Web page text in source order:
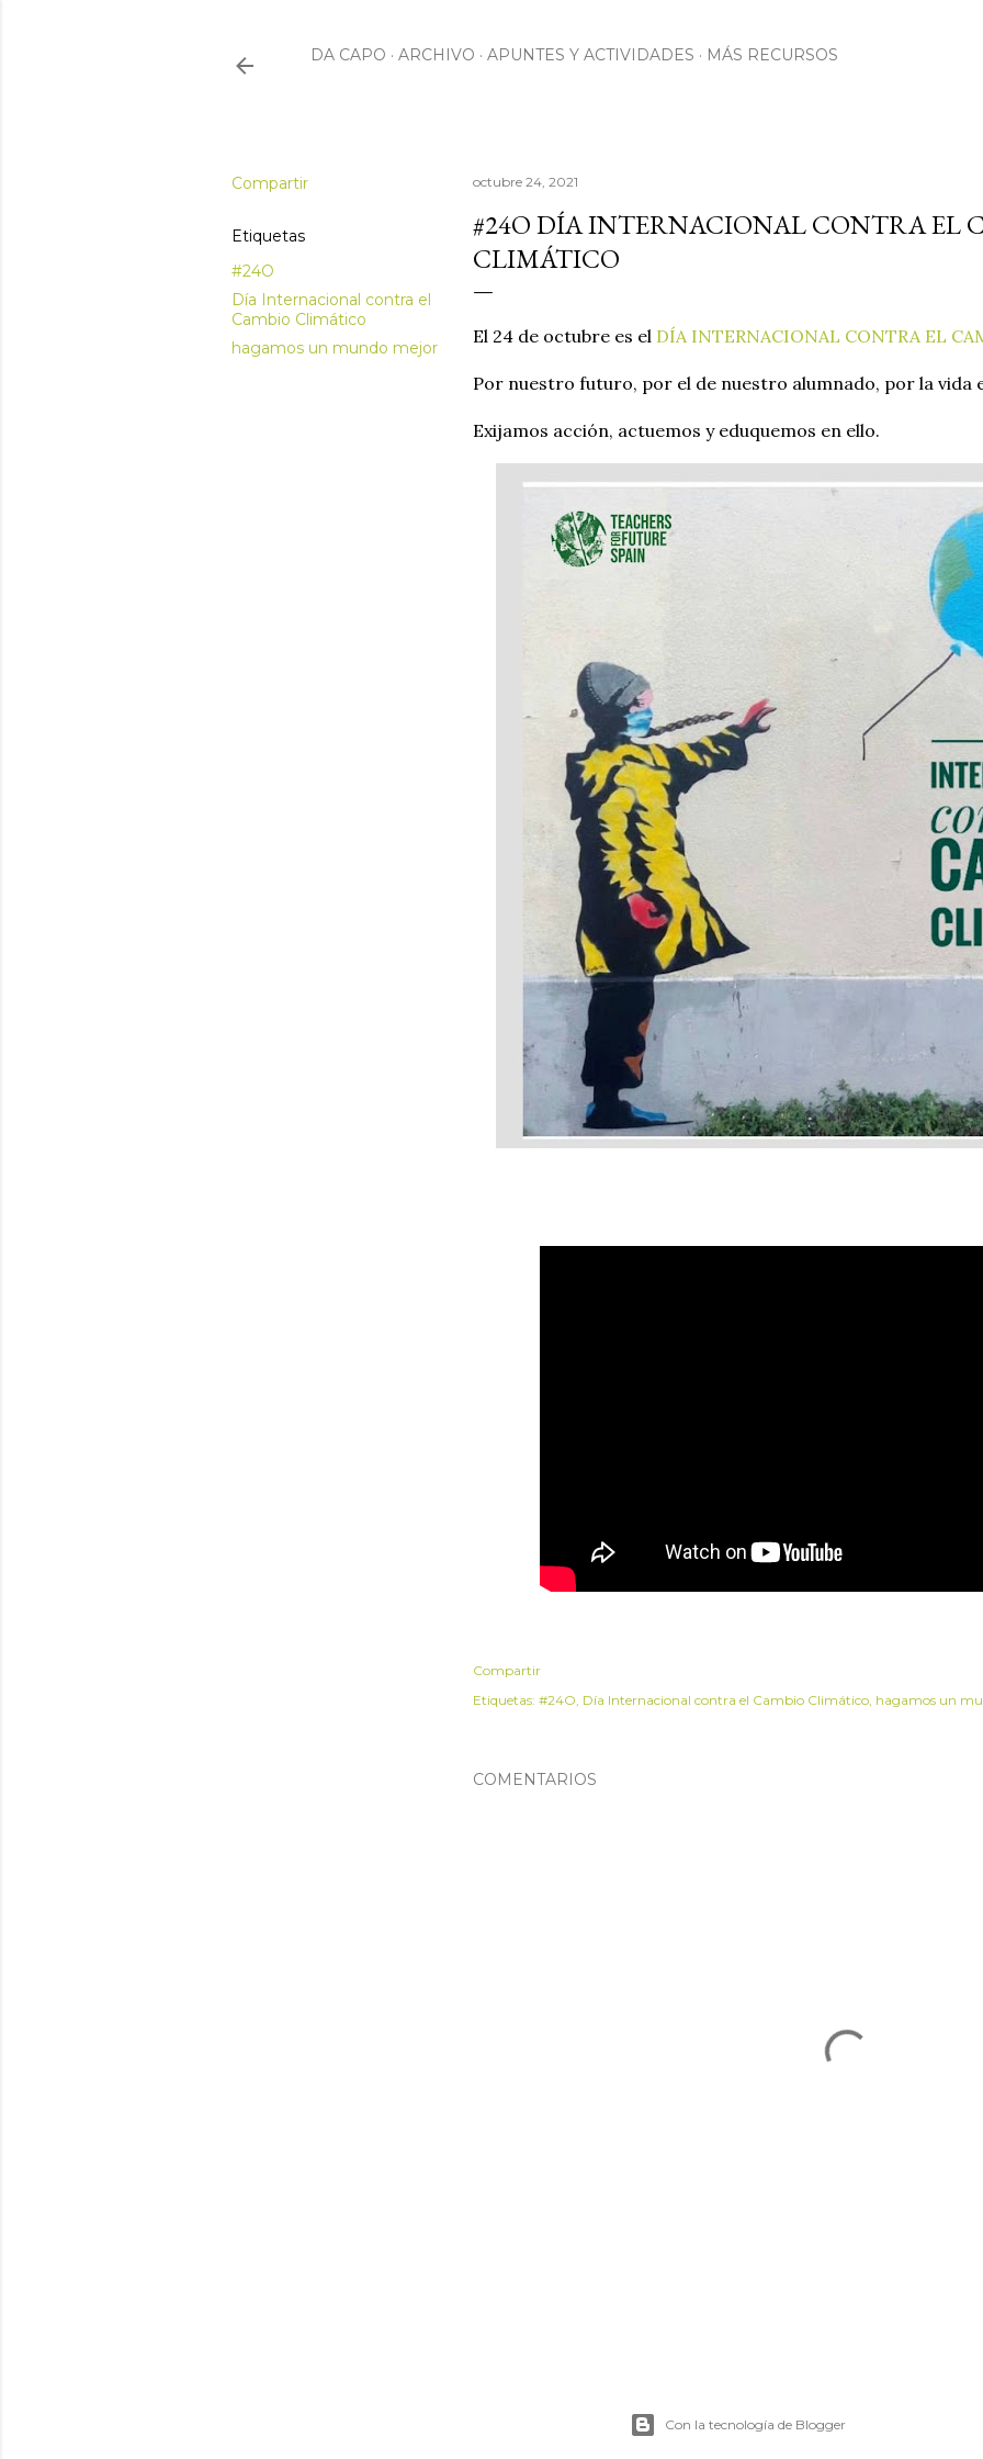
DA CAPO ARCHIVO APUNTES Y ACTIVIDADES MÁS RECURSOS
Compartir
Etiquetas
#24O
Día Internacional contra el
Cambio Climático
hagamos un mundo mejor
octubre 24, 2021
#24O DÍA INTERNACIONAL CONTRA EL
CLIMÁTICO
El 24 de octubre es el DÍA INTERNACIONAL CONTRA EL
Por nuestro futuro, por el de nuestro alumnado, por la vida
Exijamos acción, actuemos y eduquemos en ello.
Compartir
Etiquetas: #24O Día Internacional contra el Cambio Climático hagamos un
COMENTARIOS
Con la tecnología de Blogger